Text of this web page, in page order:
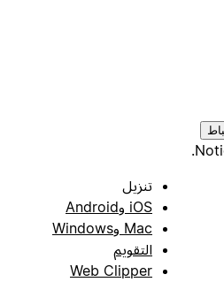
تنزيل
iOS وAndroid
Mac وWindows
التقويم
Web Clipper